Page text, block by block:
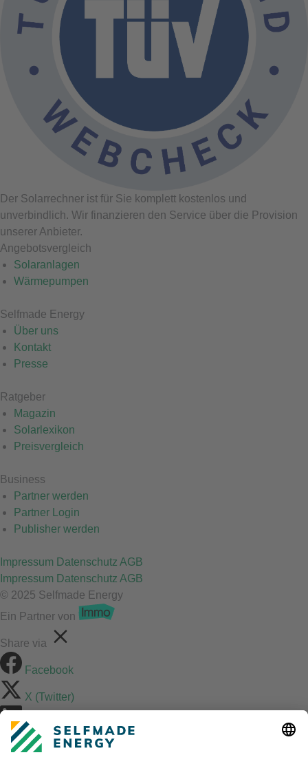
Der Solarrechner ist für Sie komplett kostenlos und
unverbindlich. Wir finanzieren den Service über die Provision
unserer Anbieter.
Angebotsvergleich
Solaranlagen
Wärmepumpen
Selfmade Energy
Über uns
Kontakt
Presse
Ratgeber
Magazin
Solarlexikon
Preisvergleich
Business
Partner werden
Partner Login
Publisher werden
Impressum Datenschutz AGB
Impressum Datenschutz AGB
© 2025 Selfmade Energy
Ein Partner von
Share via
Facebook
X (Twitter)
LinkedIn
Mix